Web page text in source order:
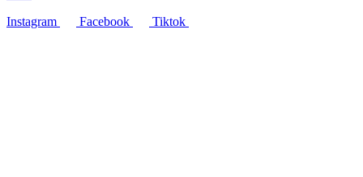
Instagram
Facebook Tiktok